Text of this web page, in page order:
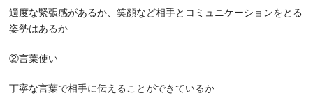
適度な緊張感があるか、笑顔など相手とコミュニケーションをとる
姿勢はあるか
②言葉使い
丁寧な言葉で相手に伝えることができているか